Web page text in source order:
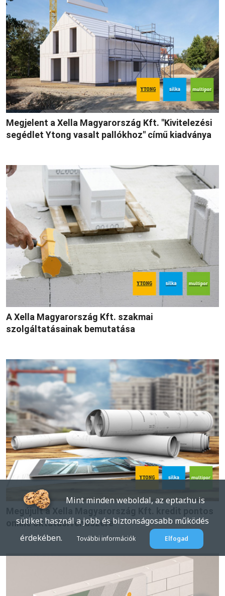
Megjelent a Xella Magyarország Kft. "Kivitelezési
segédlet Ytong vasalt pallókhoz" című kiadványa
A Xella Magyarország Kft. szakmai
szolgáltatásainak bemutatása
Megújult a Xella Magyarország Kft. kredit pontos
online oktatási rendszere
Mint minden weboldal, az eptar.hu is
sütiket használ a jobb és biztonságosabb működés
érdekében.
További információk Elfogad